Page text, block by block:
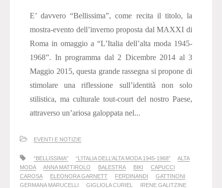
E’ davvero “Bellissima”, come recita il titolo, la
mostra-evento dell’inverno proposta dal MAXXI di
Roma in omaggio a “L’Italia dell’alta moda 1945-
1968”. In programma dal 2 Dicembre 2014 al 3
Maggio 2015, questa grande rassegna si propone di
stimolare una riflessione sull’identità non solo
stilistica, ma culturale tout-court del nostro Paese,
attraverso un’ariosa galoppata nel...
EVENTI E NOTIZIE
“BELLISSIMA" “L’ITALIA DELL’ALTA MODA 1945-1968”
ALTA
MODA
ANNA MATTIROLO BALESTRA BIKI
CAPUCCI
CAROSA
ELEONORA GARNETT FERDINANDI
GATTINONI
GERMANA MARUCELLI
GIGLIOLA CURIEL
IRENE GALITZINE